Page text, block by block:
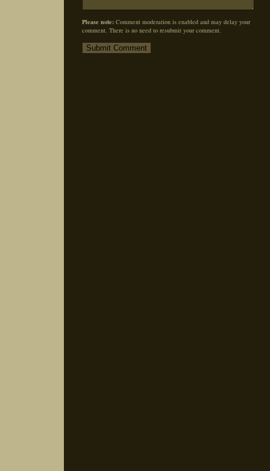
Please note: Comment moderation is enabled and may delay your
comment. There is no need to resubmit your comment.